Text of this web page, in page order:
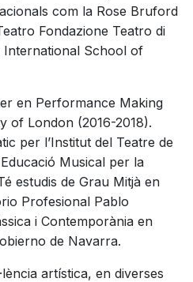
com la Rose Bruford
Fondazione Teatro di
International School of
en Performance Making
of London (2016-2018).
per l’Institut del Teatre de
Musical per la
estudis de Grau Mitjà en
Profesional Pablo
i Contemporània en
de Navarra.
artística, en diverses